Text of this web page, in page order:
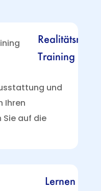
Training
und
Ihren
Sie auf die
Lernen